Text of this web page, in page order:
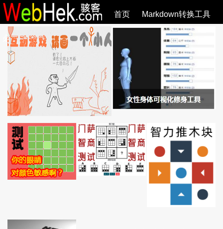
首页 Markdown转换工具
必观作品 SVG教程 SVG手册 全部文章